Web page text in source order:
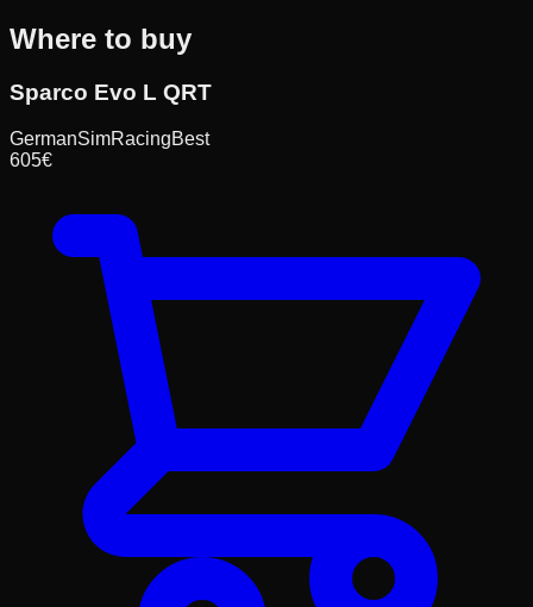
Where to buy
Sparco Evo L QRT
GermanSimRacingBest
605€